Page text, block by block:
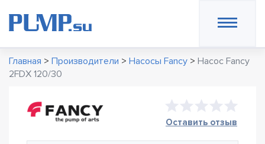
Главная > Производители > Насосы Fancy > Насос Fancy
2FDX 120/30
Оставить отзыв